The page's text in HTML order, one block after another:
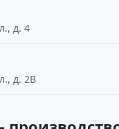
д. 4
д. 2В